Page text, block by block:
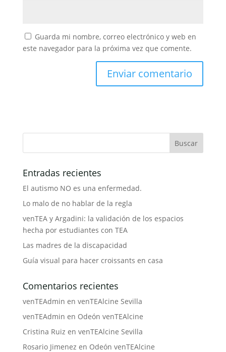
Guarda mi nombre, correo electrónico y web en
este navegador para la próxima vez que comente.
Entradas recientes
El autismo NO es una enfermedad.
Lo malo de no hablar de la regla
venTEA y Argadini: la validación de los espacios
hecha por estudiantes con TEA
Las madres de la discapacidad
Guía visual para hacer croissants en casa
Comentarios recientes
venTEAdmin en venTEAlcine Sevilla
venTEAdmin en Odeón venTEAlcine
Cristina Ruiz en venTEAlcine Sevilla
Rosario Jimenez en Odeón venTEAlcine